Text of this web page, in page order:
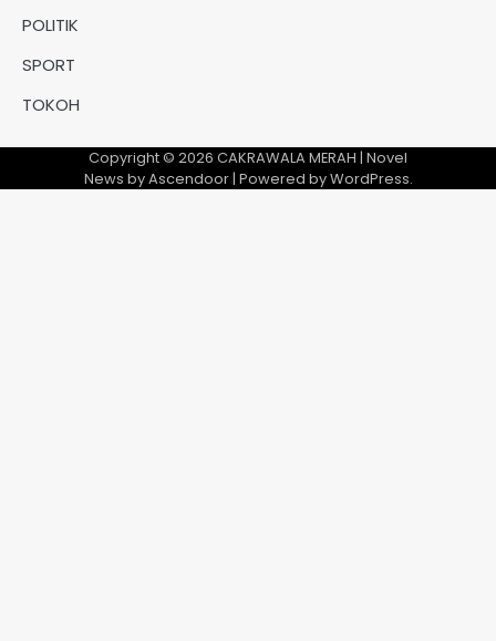
POLITIK
SPORT
TOKOH
Copyright © 2026 CAKRAWALA MERAH | Novel
News byAscendoor| Powered byWordPress.